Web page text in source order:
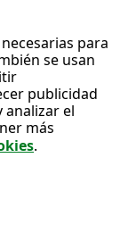
para
se usan
publicidad
analizar el
más
.